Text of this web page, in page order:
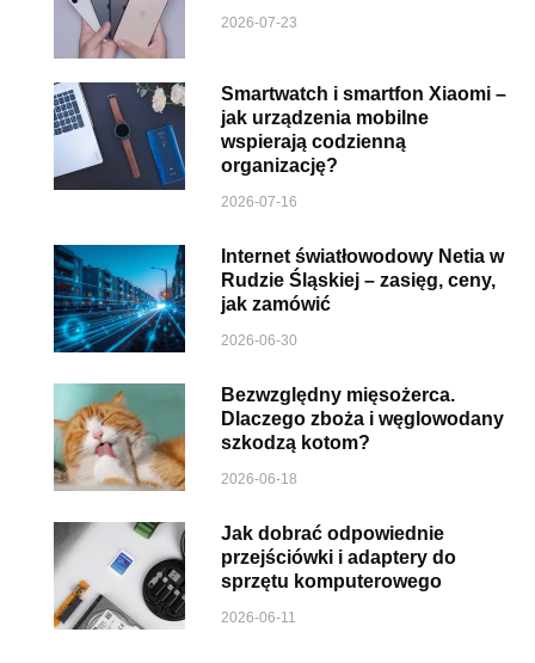
2026-07-23
Smartwatch i smartfon Xiaomi –
jak urządzenia mobilne
wspierają codzienną
organizację?
2026-07-16
Internet światłowodowy Netia w
Rudzie Śląskiej – zasięg, ceny,
jak zamówić
2026-06-30
Bezwzględny mięsożerca.
Dlaczego zboża i węglowodany
szkodzą kotom?
2026-06-18
Jak dobrać odpowiednie
przejściówki i adaptery do
sprzętu komputerowego
2026-06-11